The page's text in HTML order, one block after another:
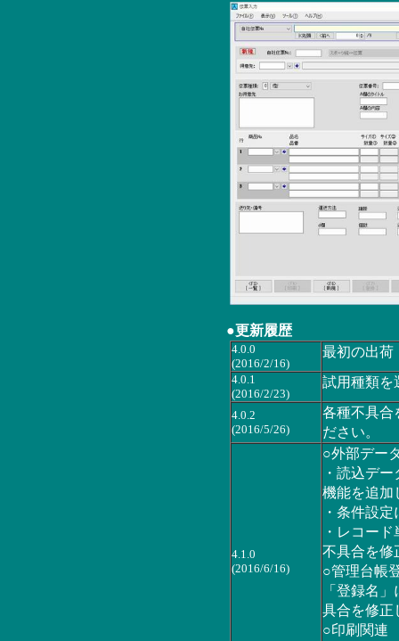
●更新履歴
4.0.0
(2016/2/16)
最初の出荷
4.0.1
(2016/2/23)
試用種類を
4.0.2
(2016/5/26)
各種不具合
ださい。
4.1.0
(2016/6/16)
○外部デー
・読込デ
機能を追加
・条件設
・レコー
不具合を修
○管理台帳
「登録名
具合を修正
○印刷関連